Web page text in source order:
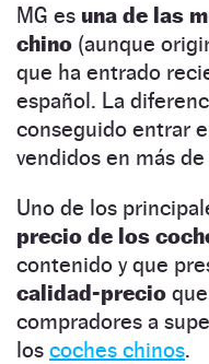
MG es una de las
chino (aunque
que ha entrado
español. La
conseguido entrar
vendidos en más
Uno de los
precio de los
contenido y que
calidad-precio
compradores a
los coches chinos.